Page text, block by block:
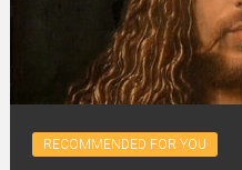
RECOMMENDED FOR YOU